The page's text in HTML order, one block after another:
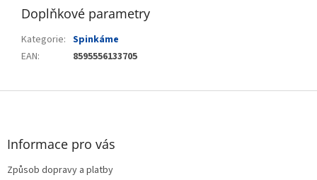
Doplňkové parametry
Kategorie: Spinkáme
EAN: 8595556133705
Z
Informace pro vás
Způsob dopravy a platby